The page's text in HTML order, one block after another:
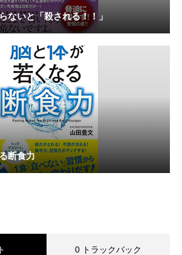
ないと「殺される！！」
断食力
0 トラックバック